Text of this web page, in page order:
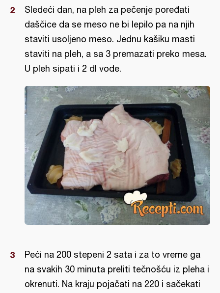
Sledeći dan, na pleh za pečenje poređati
daščice da se meso ne bi lepilo pa na njih
staviti usoljeno meso. Jednu kašiku masti
staviti na pleh, a sa 3 premazati preko mesa.
U pleh sipati i 2 dl vode.
Peći na 200 stepeni 2 sata i za to vreme ga
na svakih 30 minuta preliti tečnošću iz pleha i
okrenuti. Na kraju pojačati na 220 i sačekati